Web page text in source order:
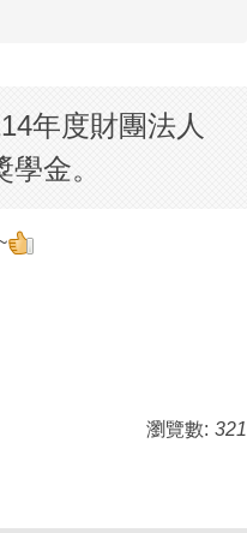
年度財團法人
金。
瀏覽數: 321